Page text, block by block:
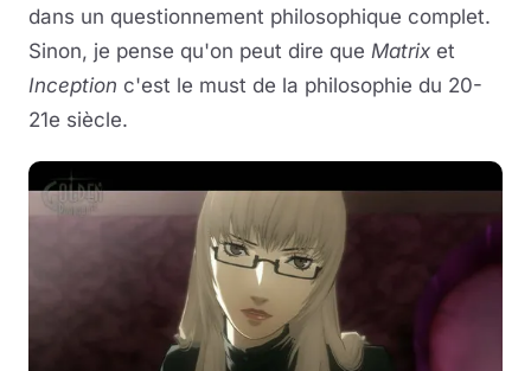
dans un questionnement philosophique complet.
Sinon, je pense qu'on peut dire que Matrix et
Inception c'est le must de la philosophie du 20-
21e siècle.